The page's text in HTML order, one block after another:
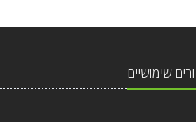
שימושיים